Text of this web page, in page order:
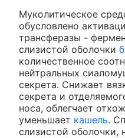
Муколитическое
обусловлено
трансферазы -
слизистой оболочки
количественное
нейтральных
секрета. Снижает
секрета и
носа, облегчает
уменьшает кашель.
слизистой оболочки,